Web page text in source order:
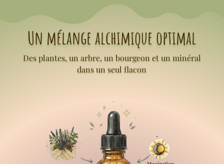
Un mélange alchimique optimal
Des plantes, un arbre, un bourgeon et un minéral
dans un seul flacon